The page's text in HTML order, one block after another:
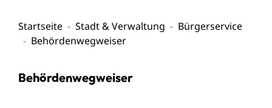
Startseite Stadt & Verwaltung
Bürgerservice
Behördenwegweiser
Behördenwegweiser